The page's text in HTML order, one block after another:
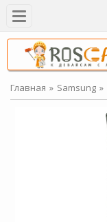
Главная Samsung